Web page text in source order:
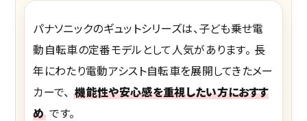
パナソニックのギュットシリーズは、子ども乗せ電
動自転車の定番モデルとして人気があります。 長
年にわたり電動アシスト自転車を展開してきたメー
カーで、機能性や安心感を重視したい方におすす
め です。